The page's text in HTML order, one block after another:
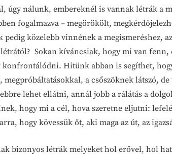
úgy nálunk, embereknél is vannak létrák a
fogalmazva – megörökölt,
közelebb vinnének a megismeréshez,
Sokan kíváncsiak, hogy mi van fenn,
Hitünk abban is segíthet,
a csőszöknek látszó,
lehet ellátni, annál jobb a rálátás a
hogy mi a cél, hova szeretne eljutni:
hogy kövessük őt, aki maga az út, az
bizonyos létrák melyeket hol erővel, hol